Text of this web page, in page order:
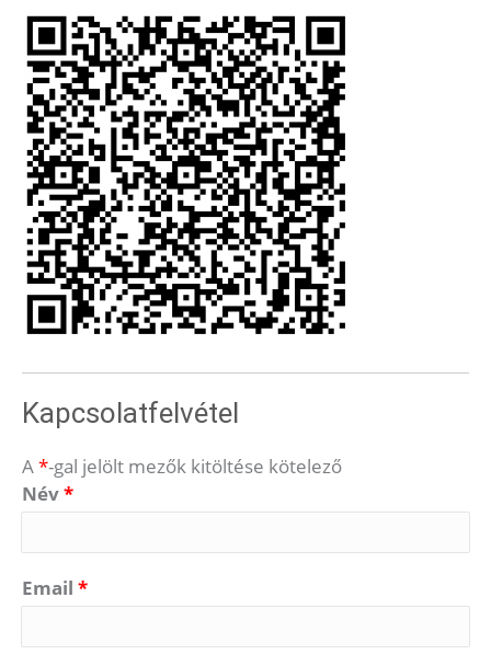
Kapcsolatfelvétel
A*-gal jelölt mezők kitöltése kötelező
Név*
Email *